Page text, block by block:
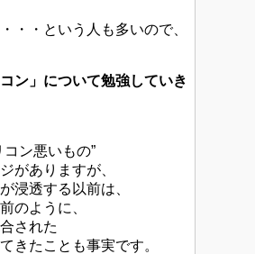
・・という人も多いので、
ン」について勉強していき
コン悪いもの”
がありますが、
浸透する以前は、
のように、
された
きたことも事実です。